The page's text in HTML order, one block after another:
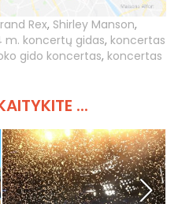
Rex, Shirley Manson,
m. koncertų gidas, koncertas
gido koncertas, koncertas
...